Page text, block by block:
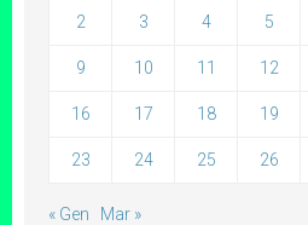
2 3 4 5
9 10 11 12
16 17 18 19
23 24 25 26
« Gen Mar »